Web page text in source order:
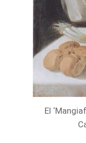
El